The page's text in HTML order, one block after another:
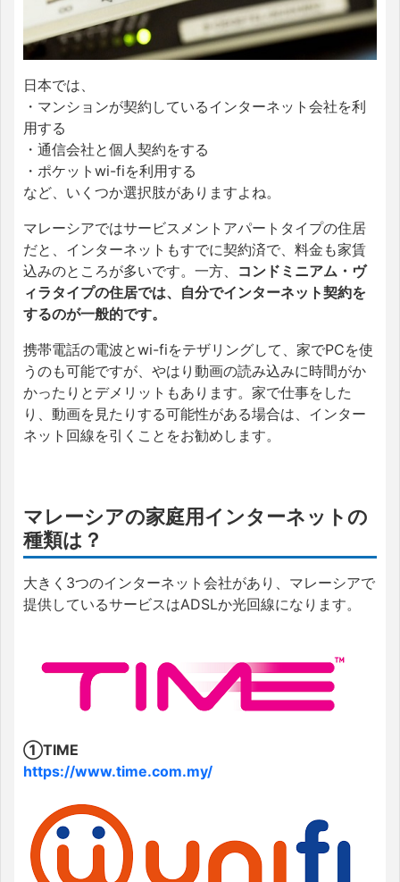
日本では、
・マンションが契約しているインターネット会社を利
用する
・通信会社と個人契約をする
・ポケットwi-fiを利用する
など、いくつか選択肢がありますよね。
マレーシアではサービスメントアパートタイプの住居
だと、インターネットもすでに契約済で、料金も家賃
込みのところが多いです。一方、 コンドミニアム・ヴ
ィラタイプの住居では、自分でインターネット契約を
するのが一般的です。
携帯電話の電波とwi-fiをテザリングして、家でPCを使
うのも可能ですが、やはり動画の読み込みに時間がか
かったりとデメリットもあります。家で仕事をした
り、動画を見たりする可能性がある場合は、インター
ネット回線を引くことをお勧めします。
マレーシアの家庭用インターネットの
種類は？
大きく3つのインターネット会社があり、マレーシアで
提供しているサービスはADSLか光回線になります。
①TIME
https://www.time.com.my/